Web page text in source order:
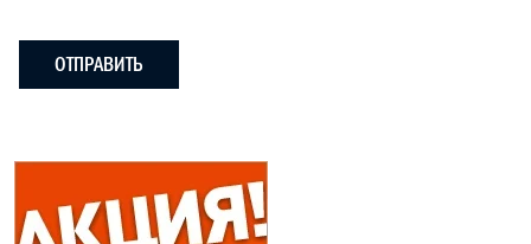
ОТПРАВИТЬ